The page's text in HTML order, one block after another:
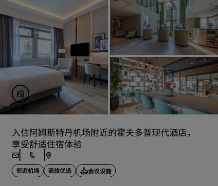
入住阿姆斯特丹机场附近的霍夫多普现代酒店，
享受舒适住宿体验
邻近机场 商旅优选 会议设施